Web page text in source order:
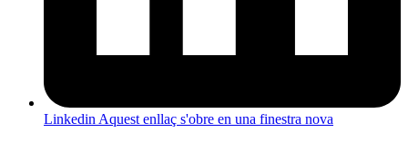
Linkedin Aquest enllaç s'obre en una finestra nova